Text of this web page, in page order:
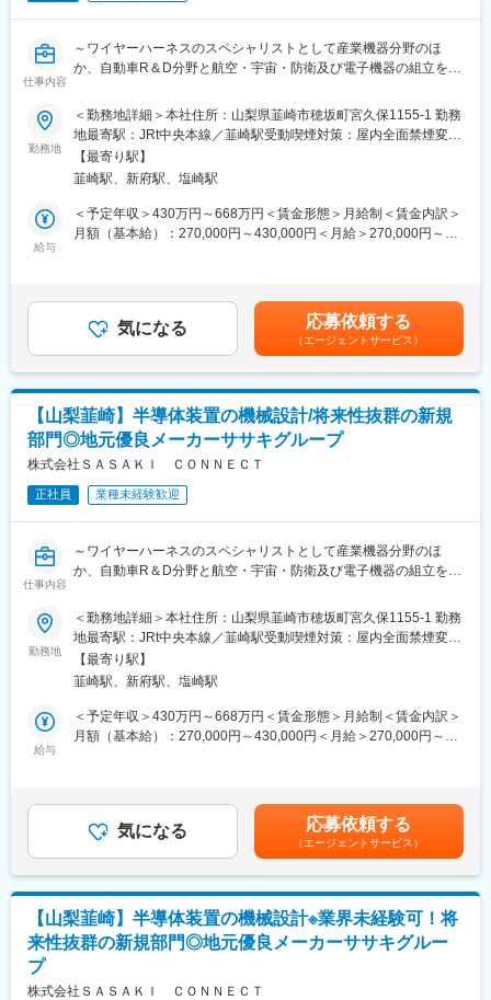
■魅力・やりがい
◇年齢に関わらず「さん」付けで呼び合うフラットな社風です。
◇駐車場付きで家賃7,000円の独身寮があり、生活費を抑えられま
す。
ます。
◇資格取得費用は会社が負担し、あなたのスキルアップを応援し
ます。
・研修制度が充実しており、階層別・職種別・専門教育が受けら
れます。
当社は金属加工を通じてMade in Japanを体現する、創業50年以
上の老舗企業です。半導体製造装置業界をはじめ、自動車、食
品、医療機器、さらには航空宇宙業界まで、幅広い取引先を通じ
て世界のものづくりに貢献しています。特に半導体製造装置分野
では、世界的な大手企業からメインサプライヤーとして認められ
るほどの高い技術力と対応力を備えています。最新鋭のマシニン
グセンターや旋盤を導入し、板金、溶接、メッキ加工まで複合的
な技術を有するのが強みです。精密穴加工に使う工具を自社製造
できる柔軟性も、お客様から選ばれる理由です。ミクロン単位の
変更の範囲：会社の定める業務
仕事内容
～ワイヤーハーネスのスペシャリストとして産業機器分野のほ
か、自動車R＆D分野と航空・宇宙・防衛及び電子機器の組立を手
規部門の立ち上げに参加～
■募集背景：
株式会社SASAKI CONNECTでは、半導体製造装置の需要が拡大
する中、技術力を強化し、顧客の期待に応えるために新規部門を
立ち上げることを決定しました。この新規部門で、機械設計を担
当するエンジニアを募集します。
（半導体製造装置の2D、3Dメカ、CAD 製図を行う業務を担当）
◇半導体製造装置の研究開発（コンセプト決定、試作、実証）
◇既存装置の3DCAD による機構設計、変更設計、配管設計
◇月に5～10台の設計・電気設計を担当
◇お客様先にお伺いすることもあり、頻度は月に2～3回、エリア
は関東圏が中心。場合によっては泊まりも想定
■新規部門立ち上げの背景と目指す姿：
株式会社SASAKI CONNECTでは、半導体製造装置の需要が拡大
する中で、新たな技術革新と市場への迅速な対応を目指して新規
部門を立ち上げることを決定しました。この新規部門では、より
高度な技術開発と顧客満足度の向上を目指し、次世代の製造装置
の設計・開発に取り組んでいきます。
■会社の魅力：
技術力と信頼：半導体製造装置の分野で高い技術力と顧客からの
信頼を誇ります。特に、半導体製造の各プロセスにおける装置の
設計から製造まで一貫して対応できる点で他社よりも優れていま
多様なプロジェクト：半導体装置だけでなく、航空・宇宙・防衛
関連および電気自動車の部品製造にも携わり、安定した経営基盤
組織構成：現在8名（50代2名、40代1名、30代2名、20代2名）、
うち2名がササキ様から転籍（社長を含む）
■教育体制：入社後、1週間～1か月程度の研修を経て取引先にて
業務を開始します。OJTを通じて実務を学べる環境です。
■キャリアステップ：
将来的には取引先での独立した業務遂行や、社員の育成、部門の
勤務地
＜勤務地詳細＞本社住所：山梨県韮崎市穂坂町宮久保1155-1 勤務
地最寄駅：JRt中央本線／韮崎駅受動喫煙対策：屋内全面禁煙変更
の範囲：会社の定める事業所
【最寄り駅】
韮崎駅、新府駅、塩崎駅
給与
＜予定年収＞430万円～668万円＜賃金形態＞月給制＜賃金内訳＞
月額（基本給）：270,000円～430,000円＜月給＞270,000円～
距離に応じてお支払いします。（但し、2km未満については、支
給なし）・皆勤手当月3000円・家族手当月2000円～10000円賃金
はあくまでも目安の金額であり、選考を通じて上下する可能性が
あります。月給(月額)は固定手当を含めた表記です。
気になる 応募依頼する
（エージェントサービス）
【山梨韮崎】半導体装置の機械設計/将来性抜群の新規
部門◎地元優良メーカーササキグループ
株式会社ＳＡＳＡＫＩ ＣＯＮＮＥＣＴ
正社員 業種未経験歓迎
仕事内容
～ワイヤーハーネスのスペシャリストとして産業機器分野のほ
か、自動車R＆D分野と航空・宇宙・防衛及び電子機器の組立を手
規部門の立ち上げに参加～
■募集背景：
株式会社SASAKI CONNECTでは、半導体製造装置の需要が拡大
する中、技術力を強化し、顧客の期待に応えるために新規部門を
立ち上げることを決定しました。この新規部門で、機械設計を担
当するエンジニアを募集します。
（半導体製造装置の2D、3Dメカ、CAD 製図を行う業務を担当）
◇半導体製造装置の研究開発（コンセプト決定、試作、実証）
◇既存装置の3DCAD による機構設計、変更設計、配管設計
◇月に5～10台の設計・電気設計を担当
◇お客様先にお伺いすることもあり、頻度は月に2～3回、エリア
は関東圏が中心。場合によっては泊まりも想定
■新規部門立ち上げの背景と目指す姿：
勤務地
＜勤務地詳細＞本社住所：山梨県韮崎市穂坂町宮久保1155-1 勤務
地最寄駅：JRt中央本線／韮崎駅受動喫煙対策：屋内全面禁煙変更
の範囲：会社の定める事業所
【最寄り駅】
韮崎駅、新府駅、塩崎駅
給与
＜予定年収＞430万円～668万円＜賃金形態＞月給制＜賃金内訳＞
月額（基本給）：270,000円～430,000円＜月給＞270,000円～
距離に応じてお支払いします。（但し、2km未満については、支
給なし）・皆勤手当月3000円・家族手当月2000円～10000円賃金
はあくまでも目安の金額であり、選考を通じて上下する可能性が
あります。月給(月額)は固定手当を含めた表記です。
気になる 応募依頼する
（エージェントサービス）
【山梨韮崎】半導体装置の機械設計※業界未経験可！将
来性抜群の新規部門◎地元優良メーカーササキグルー
プ
株式会社ＳＡＳＡＫＩ ＣＯＮＮＥＣＴ